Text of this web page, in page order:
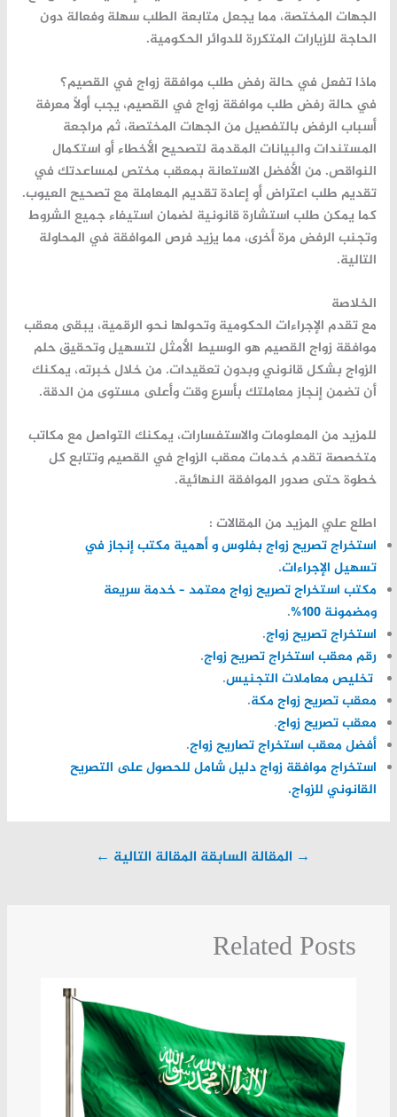
الجهات المختصة، مما يجعل متابعة الطلب سهلة وفعالة دون
الحاجة للزيارات المتكررة للدوائر الحكومية.
ماذا تفعل في حالة رفض طلب موافقة زواج في القصيم؟
في حالة رفض طلب موافقة زواج في القصيم، يجب أولاً معرفة
أسباب الرفض بالتفصيل من الجهات المختصة، ثم مراجعة
المستندات والبيانات المقدمة لتصحيح الأخطاء أو استكمال
النواقص. من الأفضل الاستعانة بمعقب مختص لمساعدتك في
تقديم طلب اعتراض أو إعادة تقديم المعاملة مع تصحيح العيوب.
كما يمكن طلب استشارة قانونية لضمان استيفاء جميع الشروط
وتجنب الرفض مرة أخرى، مما يزيد فرص الموافقة في المحاولة
التالية.
الخلاصة
مع تقدم الإجراءات الحكومية وتحولها نحو الرقمية، يبقى معقب
موافقة زواج القصيم هو الوسيط الأمثل لتسهيل وتحقيق حلم
الزواج بشكل قانوني وبدون تعقيدات. من خلال خبرته، يمكنك
أن تضمن إنجاز معاملتك بأسرع وقت وأعلى مستوى من الدقة.
للمزيد من المعلومات والاستفسارات، يمكنك التواصل مع مكاتب
متخصصة تقدم خدمات معقب الزواج في القصيم وتتابع كل
خطوة حتى صدور الموافقة النهائية.
اطلع علي المزيد من المقالات :
استخراج تصريح زواج بفلوس و أهمية مكتب إنجاز في
تسهيل الإجراءات.
مكتب استخراج تصريح زواج معتمد – خدمة سريعة
ومضمونة 100%
.
استخراج تصريح زواج.
رقم معقب استخراج تصريح زواج.
تخليص معاملات التجنيس.
معقب تصريح زواج مكة.
معقب تصريح زواج.
أفضل معقب استخراج تصاريح زواج.
استخراج موافقة زواج دليل شامل للحصول على التصريح
القانوني للزواج.
→ المقالة السابقة المقالة التالية ←
Related Posts